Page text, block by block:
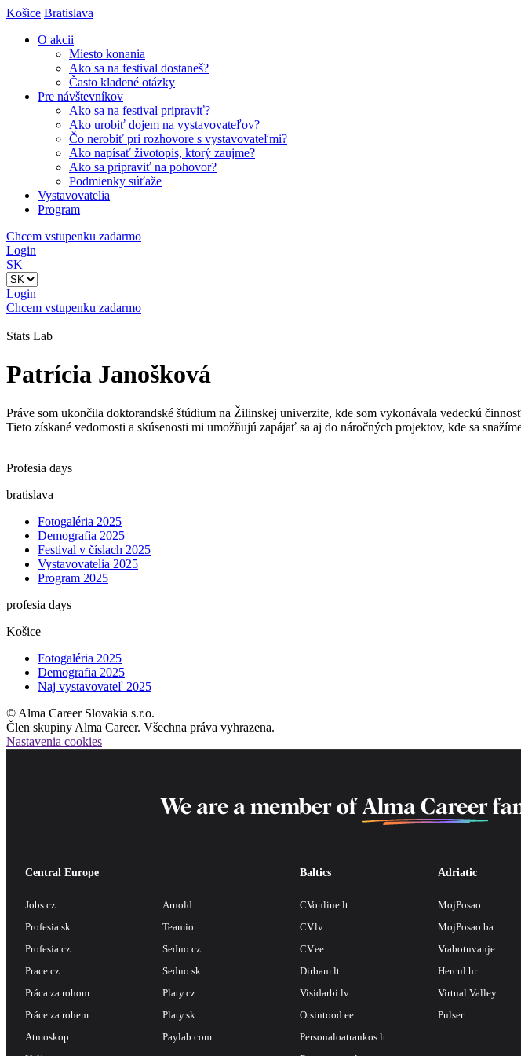
Košice Bratislava
O akcii
Miesto konania
Ako sa na festival dostaneš?
Často kladené otázky
Pre návštevníkov
Ako sa na festival pripraviť?
Ako urobiť dojem na vystavovateľov?
Čo nerobiť pri rozhovore s vystavovateľmi?
Ako napísať životopis, ktorý zaujme?
Ako sa pripraviť na pohovor?
Podmienky súťaže
Vystavovatelia
Program
Chcem vstupenku zadarmo
Login
SK
Login
Chcem vstupenku zadarmo
Stats Lab
Patrícia Janošková
Práve som ukončila doktorandské štúdium na Žilinskej univerzite, kde som vykonávala vedeckú
Tieto získané vedomosti a skúsenosti mi umožňujú zapájať sa aj do náročných projektov, kde sa
Profesia days
bratislava
Fotogaléria 2025
Demografia 2025
Festival v číslach 2025
Vystavovatelia 2025
Program 2025
profesia days
Košice
Fotogaléria 2025
Demografia 2025
Naj vystavovateľ 2025
© Alma Career Slovakia s.r.o.
Člen skupiny Alma Career. Všechna práva vyhrazena.
Nastavenia cookies
We are a member of Alma Career
Central Europe
Jobs.cz
Profesia.sk
Profesia.cz
Prace.cz
Práca za rohom
Práce za rohem
Atmoskop
Arnold
Teamio
Seduo.cz
Seduo.sk
Platy.cz
Platy.sk
Paylab.com
Baltics
CVonline.lt
CV.lv
CV.ee
Dirbam.lt
Visidarbi.lv
Otsintood.ee
Personaloatrankos.lt
Adriatic
MojPosao
MojPosao.ba
Vrabotuvanje
Hercul.hr
Virtual Valley
Pulser